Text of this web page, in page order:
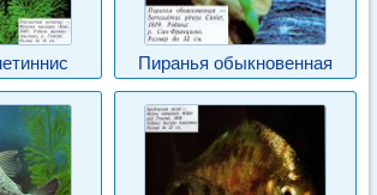
Пиранья обыкновенная